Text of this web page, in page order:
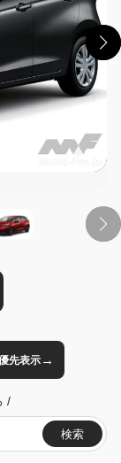
先表示→
/
検索